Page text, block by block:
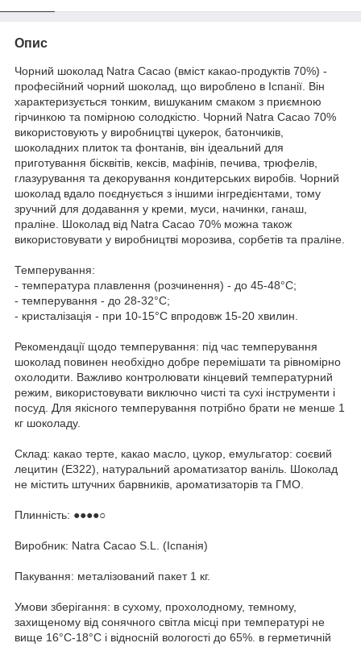
Опис
Чорний шоколад Natra Cacao (вміст какао-продуктів 70%) -
професійний чорний шоколад, що вироблено в Іспанії. Він
характеризується тонким, вишуканим смаком з приємною
гірчинкою та помірною солодкістю. Чорний Natra Cacao 70%
використовують у виробництві цукерок, батончиків,
шоколадних плиток та фонтанів, він ідеальний для
приготування бісквітів, кексів, мафінів, печива, трюфелів,
глазурування та декорування кондитерських виробів. Чорний
шоколад вдало поєднується з іншими інгредієнтами, тому
зручний для додавання у креми, муси, начинки, ганаш,
праліне. Шоколад від Natra Cacao 70% можна також
використовувати у виробництві морозива, сорбетів та праліне.
Темперування:
- температура плавлення (розчинення) - до 45-48°С;
- темперування - до 28-32°С;
- кристалізація - при 10-15°С впродовж 15-20 хвилин.
Рекомендації щодо темперування: під час темперування
шоколад повинен необхідно добре перемішати та рівномірно
охолодити. Важливо контролювати кінцевий температурний
режим, використовувати виключно чисті та сухі інструменти і
посуд. Для якісного темперування потрібно брати не менше 1
кг шоколаду.
Склад: какао терте, какао масло, цукор, емульгатор: соєвий
лецитин (Е322), натуральний ароматизатор ваніль. Шоколад
не містить штучних барвників, ароматизаторів та ГМО.
Плинність: ●●●●○
Виробник: Natra Cacao S.L. (Іспанія)
Пакування: металізований пакет 1 кг.
Умови зберігання: в сухому, прохолодному, темному,
захищеному від сонячного світла місці при температурі не
вище 16°С-18°С і відносній вологості до 65%. в герметичній